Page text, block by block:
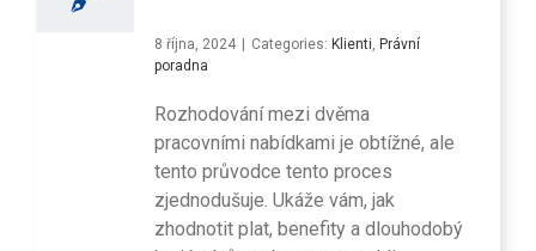
8 října, 2024 Categories: Klienti, Právní
poradna
Rozhodování mezi dvěma
pracovními nabídkami je obtížné, ale
tento průvodce tento proces
zjednodušuje. Ukáže vám, jak
zhodnotit plat, benefity a dlouhodobý